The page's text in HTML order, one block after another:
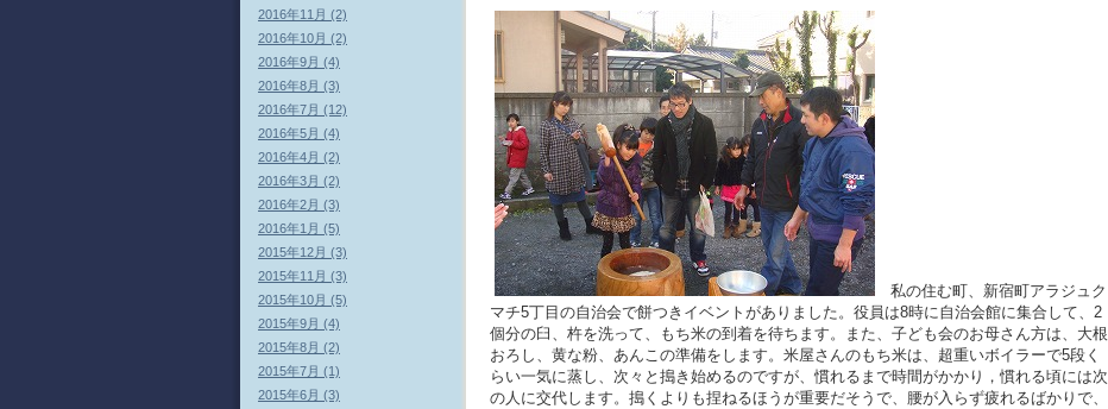
私の住む町、新宿町アラジュク
マチ5丁目の自治会で餅つきイベントがありました。役員は8時に自治会館に集合して、2
個分の臼、杵を洗って、もち米の到着を待ちます。また、子ども会のお母さん方は、大根
おろし、黄な粉、あんこの準備をします。米屋さんのもち米は、超重いボイラーで5段く
らい一気に蒸し、次々と搗き始めるのですが、慣れるまで時間がかかり，慣れる頃には次
の人に交代します。搗くよりも捏ねるほうが重要だそうで、腰が入らず疲れるばかりで、
2016年11月 (2)
2016年10月 (2)
2016年9月 (4)
2016年8月 (3)
2016年7月 (12)
2016年5月 (4)
2016年4月 (2)
2016年3月 (2)
2016年2月 (3)
2016年1月 (5)
2015年12月 (3)
2015年11月 (3)
2015年10月 (5)
2015年9月 (4)
2015年8月 (2)
2015年7月 (1)
2015年6月 (3)